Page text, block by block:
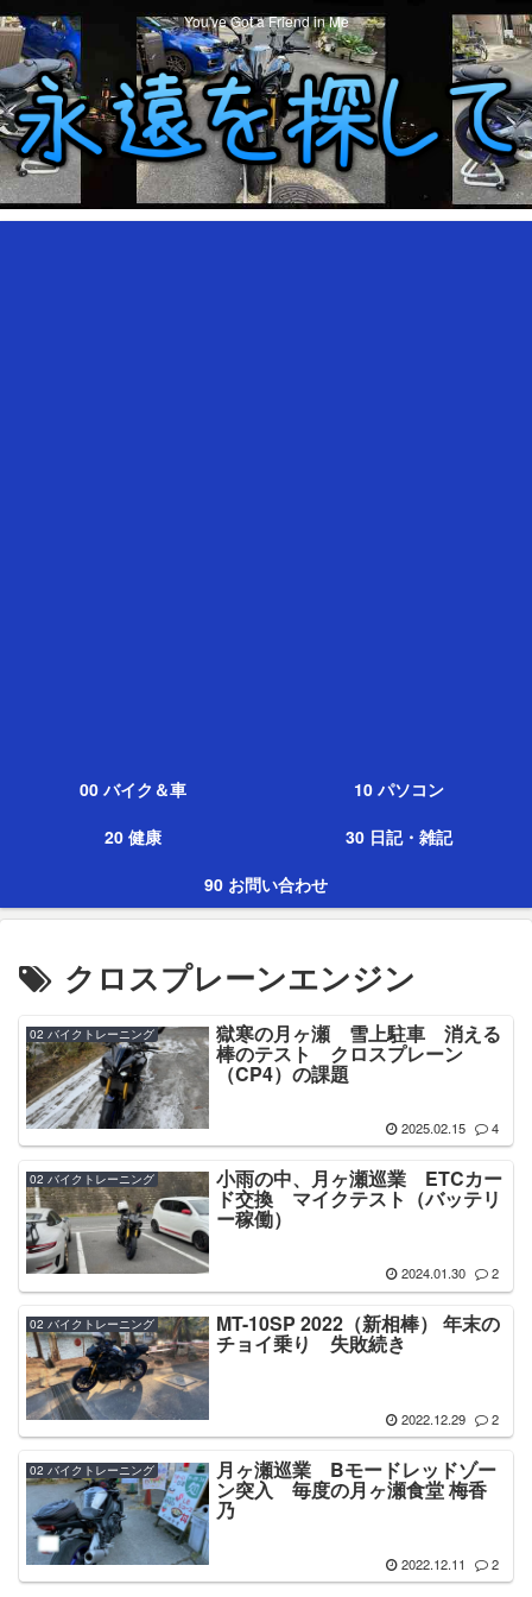
You've Got a Friend in Me
00 バイク＆車
10 パソコン
20 健康
30 日記・雑記
90 お問い合わせ
クロスプレーンエンジン
02 バイクトレーニング 獄寒の月ヶ瀬 雪上駐車 消える
棒のテスト クロスプレーン
（CP4）の課題
2025.02.15 4
02 バイクトレーニング 小雨の中、月ヶ瀬巡業 ETCカー
ド交換 マイクテスト（バッテリ
ー稼働）
2024.01.30 2
02 バイクトレーニング MT-10SP 2022（新相棒） 年末の
チョイ乗り 失敗続き
2022.12.29 2
02 バイクトレーニング 月ヶ瀬巡業 Bモードレッドゾー
ン突入 毎度の月ヶ瀬食堂 梅香
乃
2022.12.11 2